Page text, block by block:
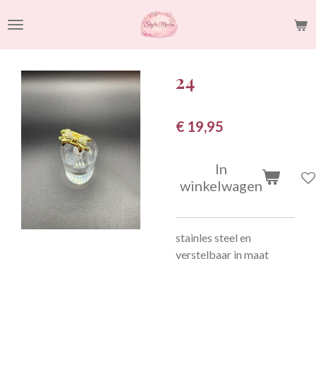
direct
naar
hoofdinhoud
24
€ 19,95
In
winkelwagen
stainles steel en
verstelbaar in maat